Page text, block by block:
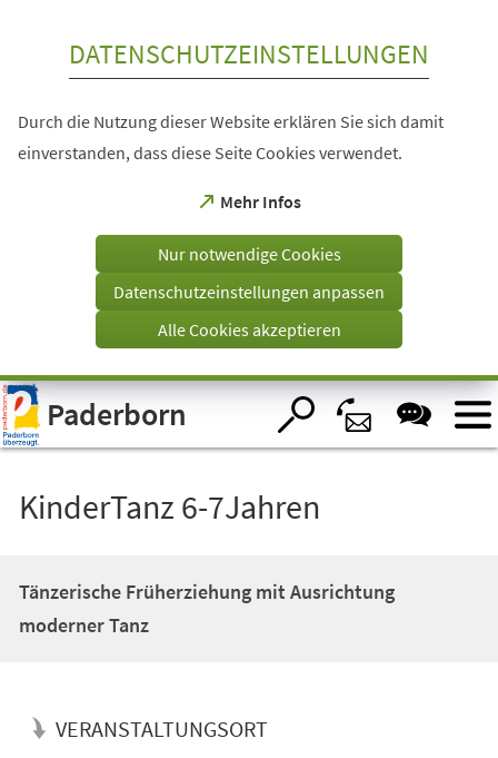
Visuelle
Assistenzsoftware
öffnen.
DATENSCHUTZEINSTELLUNGEN
Durch die Nutzung dieser Website erklären Sie sich damit
einverstanden, dass diese Seite Cookies verwendet.
Mehr Infos
(Öffnet
einem
Tab)
Nur notwendige Cookies
Datenschutzeinstellungen anpassen
Alle Cookies akzeptieren
Paderborn
KinderTanz 6-7Jahren
Tänzerische Früherziehung mit Ausrichtung
moderner Tanz
VERANSTALTUNGSORT